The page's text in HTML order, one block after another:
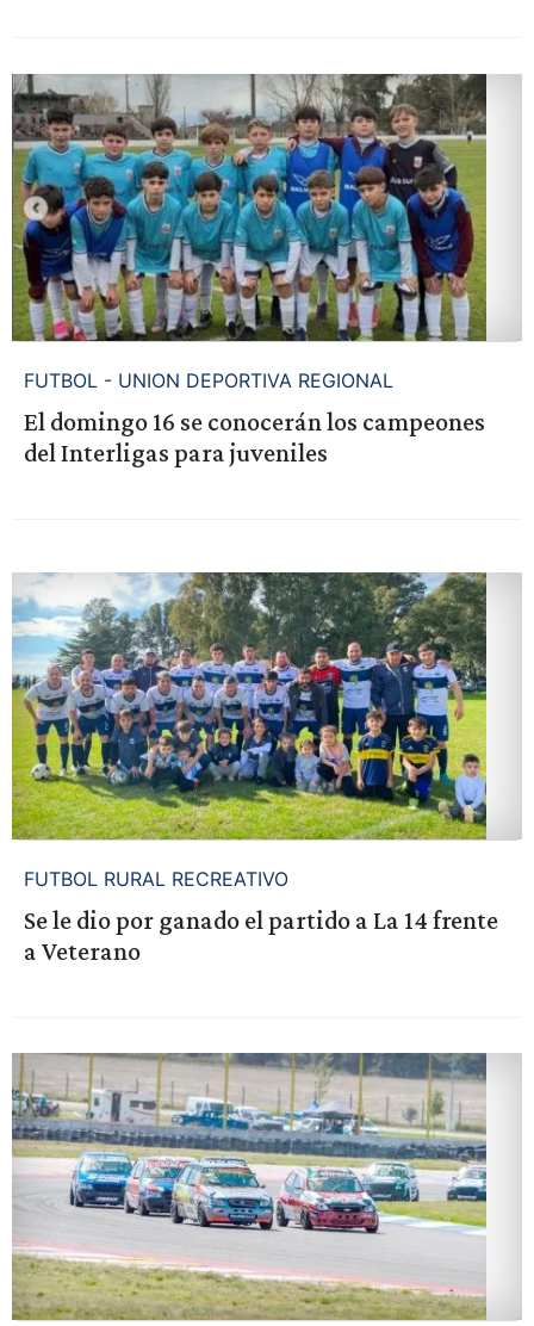
FUTBOL - UNION DEPORTIVA REGIONAL
El domingo 16 se conocerán los campeones
del Interligas para juveniles
FUTBOL RURAL RECREATIVO
Se le dio por ganado el partido a La 14 frente
a Veterano